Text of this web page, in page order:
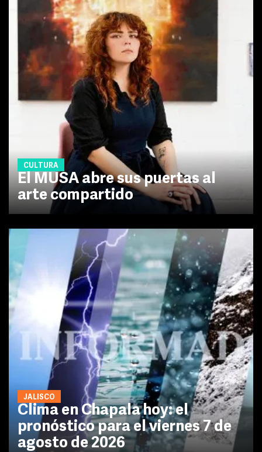
CULTURA
El MUSA abre sus puertas al
arte compartido
JALISCO
Clima en Chapala hoy: el
pronóstico para el viernes 7 de
agosto de 2026